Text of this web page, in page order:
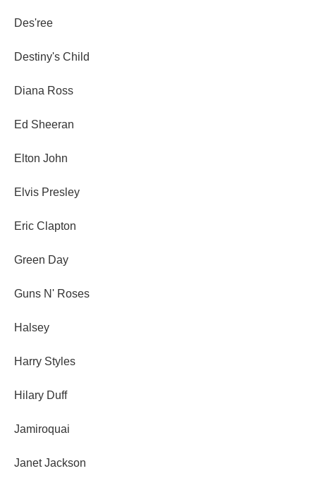
Des'ree
Destiny's Child
Diana Ross
Ed Sheeran
Elton John
Elvis Presley
Eric Clapton
Green Day
Guns N' Roses
Halsey
Harry Styles
Hilary Duff
Jamiroquai
Janet Jackson